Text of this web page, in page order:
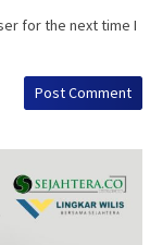
for the next time I